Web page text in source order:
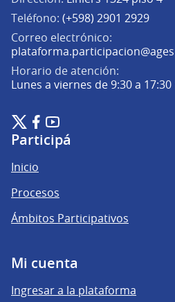
Teléfono: (+598) 2901 2929
Correo electrónico:
Horario de atención:
Lunes a viernes de 9:30 a 17:30
Plataforma de Participación
(Enlace externo)
Plataforma de Participación
(Enlace externo)
Plataforma de
(Enlace externo)
Participá
Inicio
Procesos
Ámbitos Participativos
Mi cuenta
Ingresar a la plataforma